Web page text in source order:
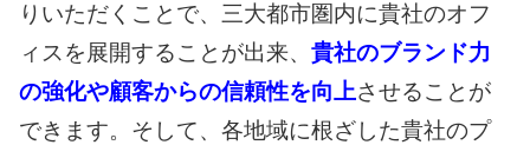
りいただくことで、三大都市圏内に貴社のオフ
ィスを展開することが出来、 貴社のブランド力
の強化や顧客からの信頼性を向上させることが
できます。そして、各地域に根ざした貴社のプ